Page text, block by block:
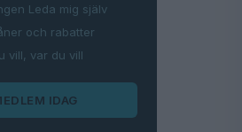
Leda mig själv
och rabatter
vill, var du vill
IDAG